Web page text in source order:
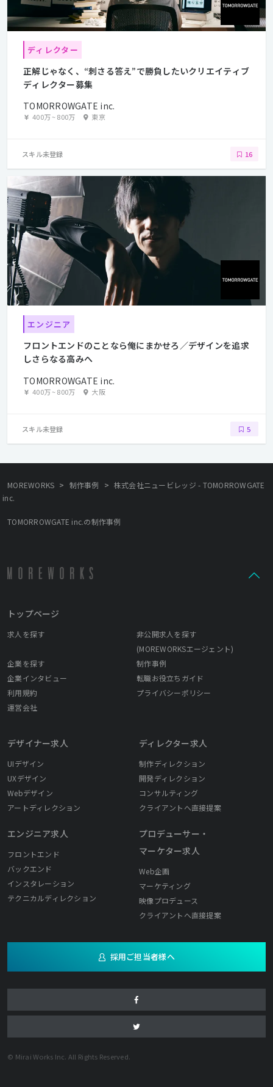
ディレクター
正解じゃなく、“刺さる答え”で勝負したいクリエイティブ
ディレクター募集
TOMORROWGATE inc.
400万~800万 東京
スキル未登録 16
エンジニア
フロントエンドのことなら俺にまかせろ／デザインを追求
しさらなる高みへ
TOMORROWGATE inc.
400万~800万 大阪
スキル未登録 5
MOREWORKS > 制作事例 > 株式会社ニュービレッジ - TOMORROWGATE
inc.
TOMORROWGATE inc.の制作事例
トップページ
求人を探す
非公開求人を探す
(MOREWORKSエージェント)
企業を探す
制作事例
企業インタビュー
転職お役立ちガイド
利用規約
プライバシーポリシー
運営会社
デザイナー求人
UIデザイン
UXデザイン
Webデザイン
アートディレクション
エンジニア求人
フロントエンド
バックエンド
インスタレーション
テクニカルディレクション
ディレクター求人
制作ディレクション
開発ディレクション
コンサルティング
クライアントへ直接提案
プロデューサー・
マーケター求人
Web企画
マーケティング
映像プロデュース
クライアントへ直接提案
採用ご担当者様へ
© Mirai Works Inc. All Rights Reserved.